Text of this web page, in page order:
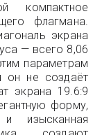
компактное
флагмана.
экрана
— всего 8,06
параметрам
он не создаёт
экрана 19.6:9
форму,
изысканная